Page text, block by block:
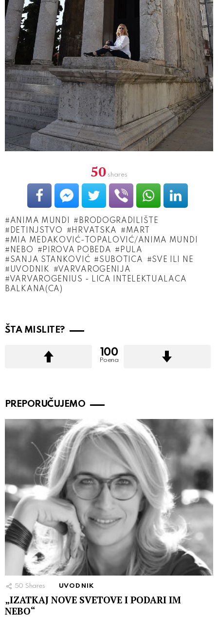
50 shares
ANIMA MUNDI
BRODOGRADILIŠTE
DETINJSTVO
HRVATSKA
MART
MIA MEDAKOVIĆ-TOPALOVIĆ/ANIMA MUNDI
NEBO
PIROVA POBEDA
PULA
SANJA STANKOVIĆ
SUBOTICA
SVE ILI NE
UVODNIK
VARVAROGENIJA
VARVAROGENIUS - LICA INTELEKTUALACA
BALKANA(CA)
ŠTA MISLITE?
100
Poena
PREPORUČUJEMO
50 Shares UVODNIK
„IZATKAJ NOVE SVETOVE I PODARI IM
NEBO“